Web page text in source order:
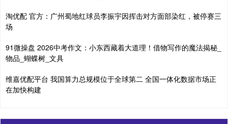
淘优配 官方：广州蜀地红球员李振宇因挥击对方面部染红，被停赛三
场
91微操盘 2026中考作文：小东西藏着大道理！借物写作的魔法揭秘_
物品_蝴蝶树_文具
维嘉优配平台 我国算力总规模位于全球第二 全国一体化数据市场正
在加快构建